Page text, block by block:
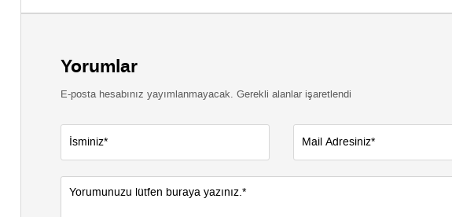
Yorumlar
E-posta hesabınız yayımlanmayacak. Gerekli alanlar işaretlendi